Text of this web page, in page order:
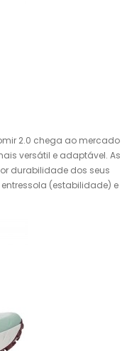
2.0 chega ao mercado
versátil e adaptável. As
durabilidade dos seus
(estabilidade) e